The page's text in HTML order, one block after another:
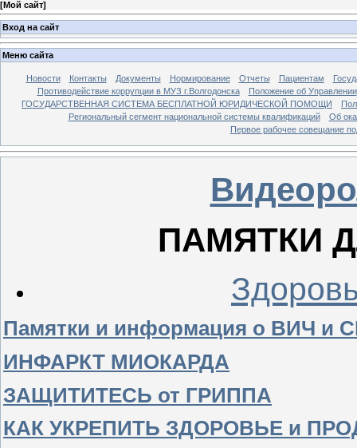
[Мой сайт]
Вход на сайт
Меню сайта
Новости Контакты Документы Нормирование Отчеты Пациентам
Противодействие коррупции в МУЗ г.Волгодонска
Положение об Управлении
ГОСУДАРСТВЕННАЯ СИСТЕМА БЕСПЛАТНОЙ ЮРИДИЧЕСКОЙ ПОМОЩИ
Региональный сегмент национальной системы квалификаций
Об
Первое рабочее совещание
ПАМЯТКИ
Памятки и информация о ВИЧ и
ИНФАРКТ МИОКАРДА
ЗАЩИТИТЕСЬ от ГРИППА
КАК УКРЕПИТЬ ЗДОРОВЬЕ и